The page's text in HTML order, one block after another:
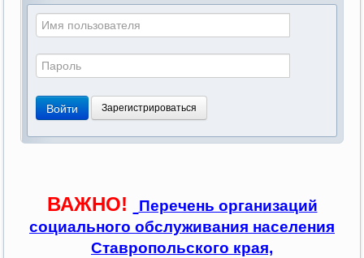
Войти Зарегистрироваться
ВАЖНО!
Перечень организаций
социального обслуживания населения
Ставропольского края,